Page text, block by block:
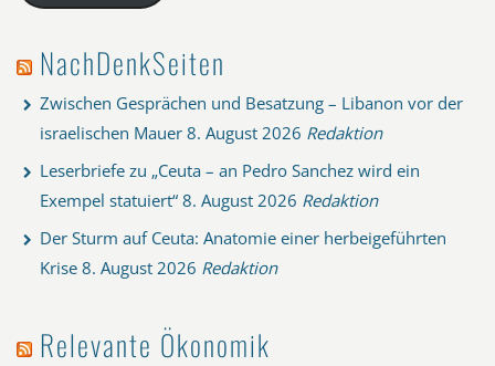
NachDenkSeiten
Zwischen Gesprächen und Besatzung – Libanon vor der
israelischen Mauer 8. August 2026 Redaktion
Leserbriefe zu „Ceuta – an Pedro Sanchez wird ein
Exempel statuiert“ 8. August 2026 Redaktion
Der Sturm auf Ceuta: Anatomie einer herbeigeführten
Krise 8. August 2026 Redaktion
Relevante Ökonomik